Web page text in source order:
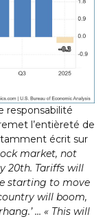
responsabilité
l’entièreté de
écrit sur
market, not
20th. Tariffs will
starting to move
will boom,
… « This will